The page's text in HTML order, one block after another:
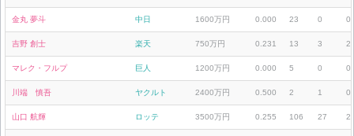
金丸 夢斗 中日 1600万円 0.000 23 0 0
吉野 創士 楽天 750万円 0.231 13 3 2
マレク・フルプ 巨人 1200万円 0.000 5 0 0
川端 慎吾 ヤクルト 2400万円 0.500 2 1 0
山口 航輝 ロッテ 3500万円 0.255 106 27